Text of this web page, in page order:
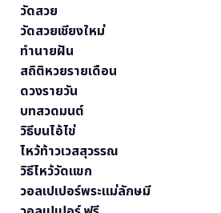
วัดสวย
วัดสวยเชียงใหม่
ทำนายฝัน
สถิติหวยรายเดือน
ดวงรายวัน
บทสวดมนต์
วิธีบนไอ้ไข่
ไหว้ท้าวเวสสุวรรณ
วิธีไหว้วัดแขก
วอลเปเปอร์พระแม่ลักษมี